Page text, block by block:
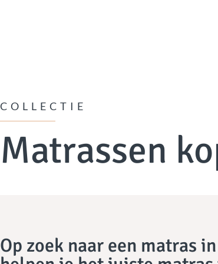
COLLECTIE
Matrassen
Op zoek naar een matras